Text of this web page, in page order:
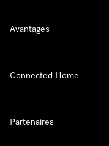
Avantages
Connected Home
Partenaires